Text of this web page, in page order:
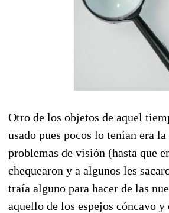
Otro de los objetos de aquel
usado pues pocos lo tenían era
problemas de visión (hasta que
chequearon y a algunos les
traía alguno para hacer de las
aquello de los espejos cóncavo y